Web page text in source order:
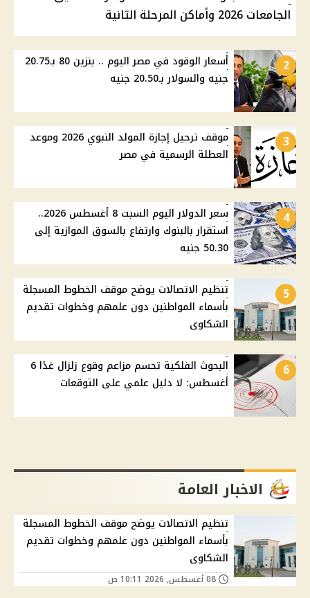
الجامعات 2026 وأماكن المرحلة الثانية
2
أسعار الوقود في مصر اليوم .. بنزين 80 بـ20.75
جنيه والسولار بـ20.50 جنيه
3
موقف ترحيل إجازة المولد النبوي 2026 وموعد
العطلة الرسمية في مصر
4
سعر الدولار اليوم السبت 8 أغسطس 2026..
استقرار بالبنوك وارتفاع بالسوق الموازية إلى
50.30 جنيه
5
تنظيم الاتصالات يوضح موقف الخطوط المسجلة
بأسماء المواطنين دون علمهم وخطوات تقديم
الشكاوى
6
البحوث الفلكية تحسم مزاعم وقوع زلزال غدًا 6
أغسطس: لا دليل علمي على التوقعات
الاخبار العامة
تنظيم الاتصالات يوضح موقف الخطوط المسجلة
بأسماء المواطنين دون علمهم وخطوات تقديم
الشكاوى